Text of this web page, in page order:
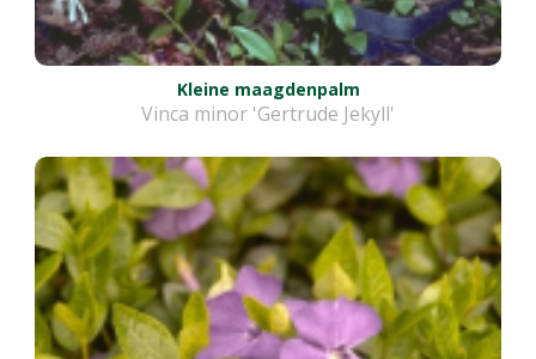
Kleine maagdenpalm
Vinca minor 'Gertrude Jekyll'